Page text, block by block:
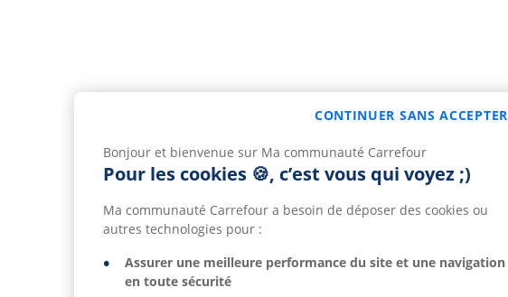
Bonjour et bienvenue sur Ma communauté Carrefour
Pour les cookies 🍪, c’est vous qui voyez ;)
Ma communauté Carrefour a besoin de déposer des cookies ou
autres technologies pour :
Assurer une meilleure performance du site et une navigation
en toute sécurité
CONTINUER SANS ACCEPTER